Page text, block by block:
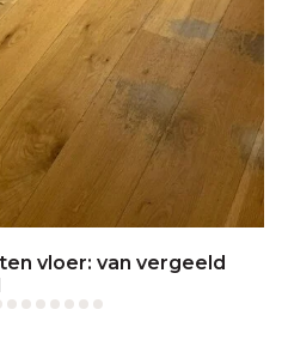
vloer: van vergeeld